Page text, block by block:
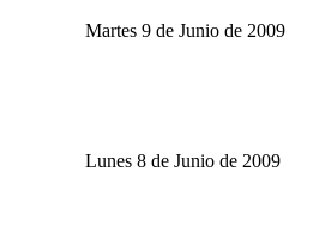
Martes 9 de Junio de 2009
Lunes 8 de Junio de 2009